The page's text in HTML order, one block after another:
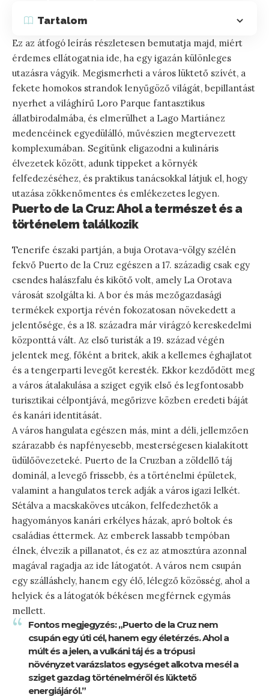
Tartalom
Ez az átfogó leírás részletesen bemutatja majd, miért
érdemes ellátogatnia ide, ha egy igazán különleges
utazásra vágyik. Megismerheti a város lüktető szívét, a
fekete homokos strandok lenyűgöző világát, bepillantást
nyerhet a világhírű Loro Parque fantasztikus
állatbirodalmába, és elmerülhet a Lago Martiánez
medencéinek egyedülálló, művészien megtervezett
komplexumában. Segítünk eligazodni a kulináris
élvezetek között, adunk tippeket a környék
felfedezéséhez, és praktikus tanácsokkal látjuk el, hogy
utazása zökkenőmentes és emlékezetes legyen.
Puerto de la Cruz: Ahol a természet és a
történelem találkozik
Tenerife északi partján, a buja Orotava-völgy szélén
fekvő Puerto de la Cruz egészen a 17. századig csak egy
csendes halászfalu és kikötő volt, amely La Orotava
városát szolgálta ki. A bor és más mezőgazdasági
termékek exportja révén fokozatosan növekedett a
jelentősége, és a 18. századra már virágzó kereskedelmi
központtá vált. Az első turisták a 19. század végén
jelentek meg, főként a britek, akik a kellemes éghajlatot
és a tengerparti levegőt keresték. Ekkor kezdődött meg
a város átalakulása a sziget egyik első és legfontosabb
turisztikai célpontjává, megőrizve közben eredeti báját
és kanári identitását.
A város hangulata egészen más, mint a déli, jellemzően
szárazabb és napfényesebb, mesterségesen kialakított
üdülőövezeteké. Puerto de la Cruzban a zöldellő táj
dominál, a levegő frissebb, és a történelmi épületek,
valamint a hangulatos terek adják a város igazi lelkét.
Sétálva a macskaköves utcákon, felfedezhetők a
hagyományos kanári erkélyes házak, apró boltok és
családias éttermek. Az emberek lassabb tempóban
élnek, élvezik a pillanatot, és ez az atmosztúra azonnal
magával ragadja az ide látogatót. A város nem csupán
egy szálláshely, hanem egy élő, lélegző közösség, ahol a
helyiek és a látogatók békésen megférnek egymás
mellett.
Fontos megjegyzés: „Puerto de la Cruz nem
csupán egy úti cél, hanem egy életérzés. Ahol a
múlt és a jelen, a vulkáni táj és a trópusi
növényzet varázslatos egységet alkotva mesél a
sziget gazdag történelméről és lüktető
energiájáról.”